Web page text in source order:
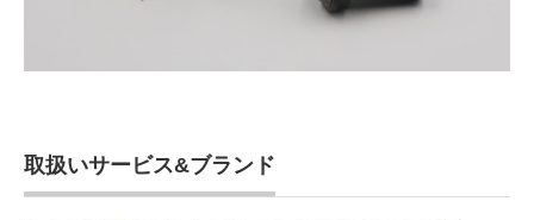
取扱いサービス&ブランド